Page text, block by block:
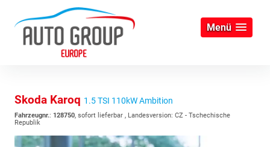
Menü
Skoda Karoq 1.5 TSI 110kW Ambition
Fahrzeugnr.: 128750, sofort lieferbar , Landesversion: CZ - Tschechische
Republik